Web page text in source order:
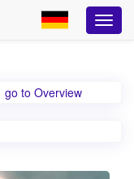
go to Overview